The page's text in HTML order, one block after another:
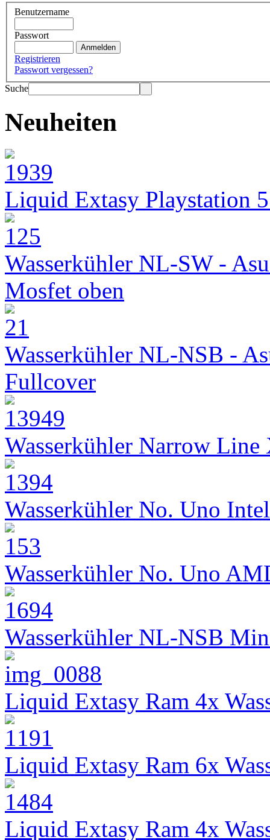
Benutzername
Passwort
Registrieren
Passwort vergessen?
Suche
Neuheiten
Liquid Extasy Playstation
Wasserkühler NL-SW -
Mosfet oben
Wasserkühler NL-NSB -
Fullcover
Wasserkühler Narrow
Wasserkühler No. Uno Intel
Wasserkühler No. Uno
Wasserkühler NL-NSB
Liquid Extasy Ram 4x
Liquid Extasy Ram 6x
Liquid Extasy Ram 4x